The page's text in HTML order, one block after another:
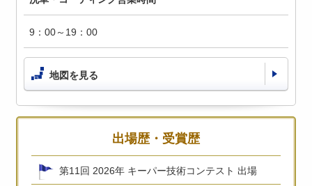
9：00～19：00
地図を見る
出場歴・受賞歴
第11回 2026年 キーパー技術コンテスト 出場